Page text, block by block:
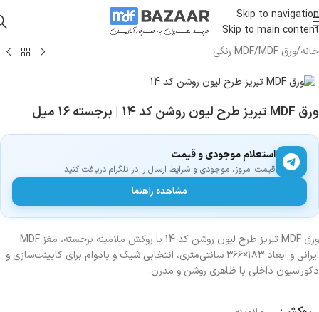
Skip to navigation
Skip to main content
خانه/ورق MDF /MDF رنگی
ورق MDF تبریز طرح لیون روشن کد ۱۴ | برجسته ۱۶ میل
استعلام موجودی و قیمت
قیمت امروز، موجودی و شرایط ارسال را در تلگرام دریافت کنید
مشاهده راهنما
ورق MDF تبریز طرح لیون روشن کد 14 با روکش ملامینه برجسته، مغز MDF
ایرانی و ابعاد ۱۸۳×۳۶۶ سانتی‌متری، انتخابی شیک و بادوام برای کابینت‌سازی و
دکوراسیون داخلی با ظاهری روشن و مدرن.